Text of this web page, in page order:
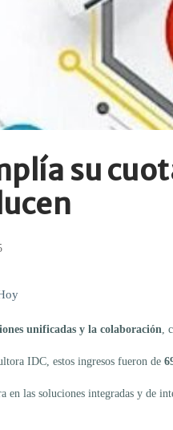
su
unificadas y la colaboración ,
IDC, estos ingresos fueron de
en las soluciones integradas y de